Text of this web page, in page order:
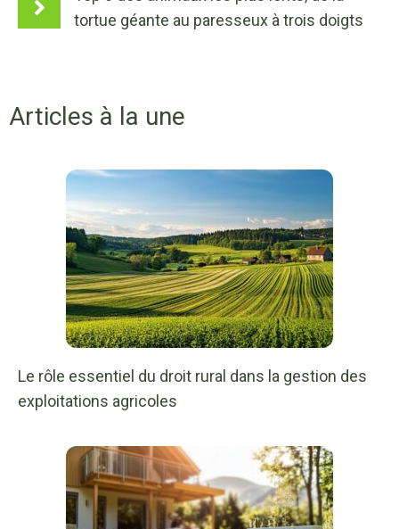
tortue géante au paresseux à trois doigts
Articles à la une
Le rôle essentiel du droit rural dans la gestion des
exploitations agricoles